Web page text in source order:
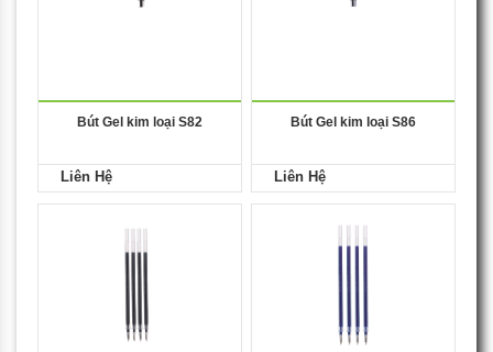
Bút Gel kim loại S82
Liên Hệ
Bút Gel kim loại S86
Liên Hệ